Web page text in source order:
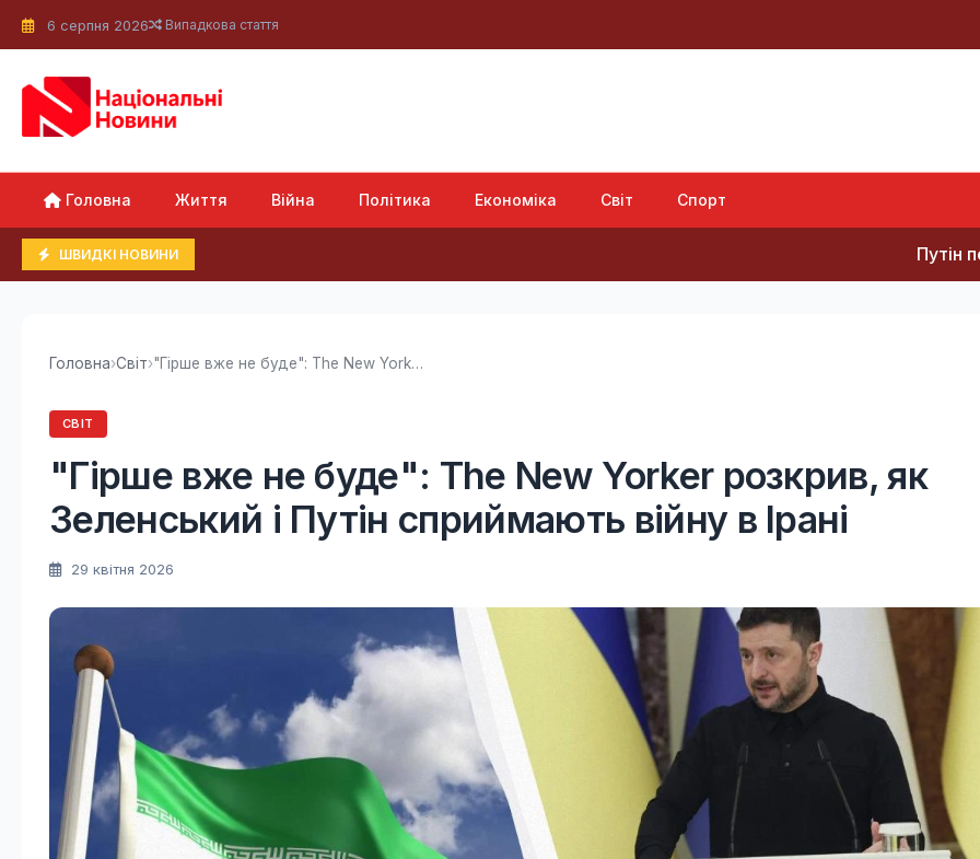
6 серпня 2026 Випадкова стаття
Головна Життя Війна Політика Економіка Світ Спорт
ШВИДКІ НОВИНИ Путін
Головна›Світ› "Гірше вже не буде": The New Yorker розкрив,...
СВІТ
"Гірше вже не буде": The New Yorker розкрив, як
Зеленський і Путін сприймають війну в Ірані
29 квітня 2026